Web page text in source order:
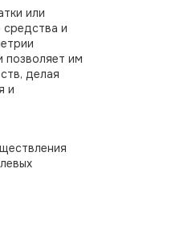
или
средства и
позволяет им
делая
и